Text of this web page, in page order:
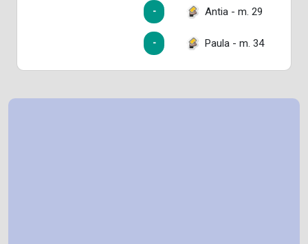
- Antia - m. 29
- Paula - m. 34